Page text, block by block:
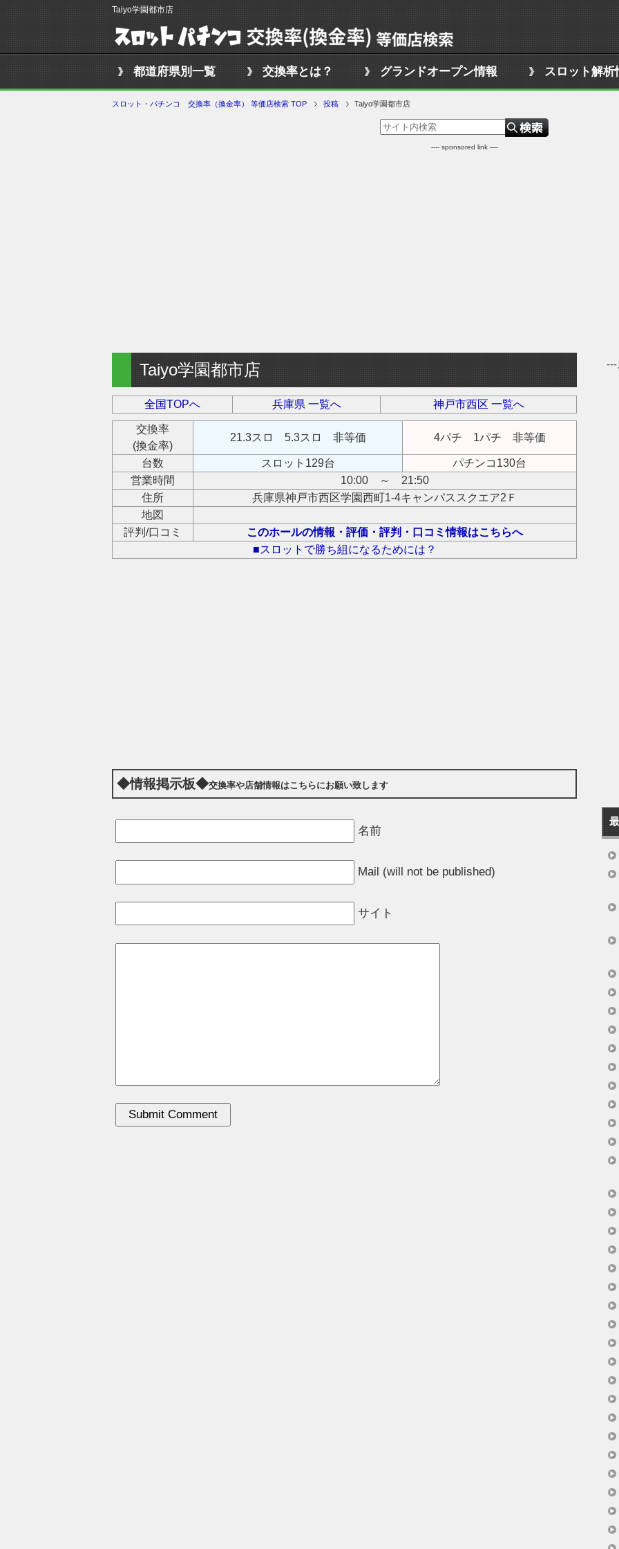
都道府県別一覧 交換率とは？ グランドオープン情報 スロット解析
スロット・パチンコ 交換率（換金率） 等価店検索 TOP 投稿 Taiyo学園都市店
---- sponsored link ----
Taiyo学園都市店
全国TOPへ 兵庫県 一覧へ 神戸市西区 一覧へ
交換率
(換金率)
21.3スロ 5.3スロ 非等価 4パチ 1パチ 非等価
台数 スロット129台
パチンコ130台
営業時間
10:00 ～ 21:50
住所
兵庫県神戸市西区学園西町1-4キャンパススクエア2Ｆ
地図
評判/口コミ
このホールの情報・評価・評判・口コミ情報はこちらへ
■スロットで勝ち組になるためには？
◆情報掲示板◆交換率や店舗情報はこちらにお願い致します
名前
Mail (will not be published)
サイト
---
Taiyo学園都市店